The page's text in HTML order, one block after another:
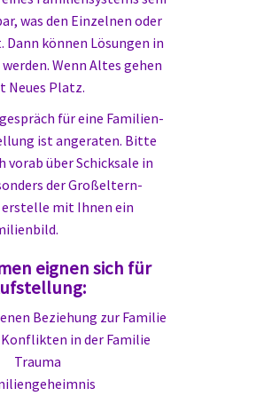
was den Einzelnen oder
Dann können Lösungen in
Wenn Altes gehen
Neues Platz.
für eine Familien-
ist angeraten. Bitte
vorab über Schicksale in
der Großeltern-
mit Ihnen ein
eignen sich für
Beziehung zur Familie
in der Familie
Trauma